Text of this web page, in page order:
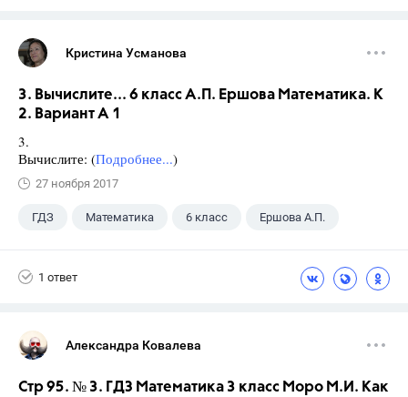
Кристина Усманова
3. Вычислите... 6 класс А.П. Ершова Математика. К
2. Вариант А 1
3.
Вычислите: (Подробнее...)
27 ноября 2017
ГДЗ Математика 6 класс Ершова А.П.
1 ответ
Александра Ковалева
Стр 95. № 3. ГДЗ Математика 3 класс Моро М.И. Как